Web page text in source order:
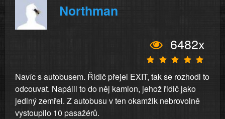
Northman
6482x
Navíc s autobusem. Řidič přejel EXIT, tak se rozhodl to
odcouvat. Napálil to do něj kamion, jehož řidič jako
jediný zemřel. Z autobusu v ten okamžik nebrovolně
vystoupilo 10 pasažérů.